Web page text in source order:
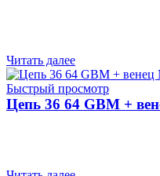
Читать далее
Быстрый просмотр
Цепь 36 64 GBM +